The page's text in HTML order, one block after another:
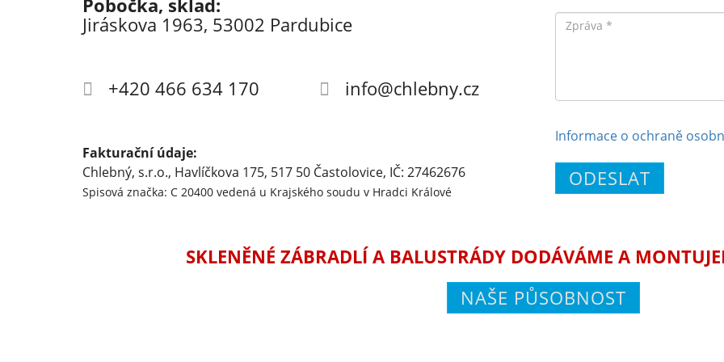
Pobočka, sklad:
Jiráskova 1963, 53002 Pardubice
+420 466 634 170 info@chlebny.cz
Fakturační údaje:
Chlebný, s.r.o., Havlíčkova 175, 517 50 Častolovice, IČ: 27462676
Spisová značka: C 20400 vedená u Krajského soudu v Hradci Králové
Zpráva
Informace o ochraně
ODESLAT
SKLENĚNÉ ZÁBRADLÍ A BALUSTRÁDY DODÁVÁME A
NAŠE PŮSOBNOST